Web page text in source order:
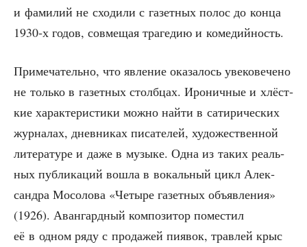
и фами­лий не схо­ди­ли с газет­ных полос до кон­ца
1930‑х годов, сов­ме­щая тра­ге­дию и комедийность.
При­ме­ча­тель­но, что явле­ние ока­за­лось уве­ко­ве­че­но
не толь­ко в газет­ных столб­цах. Иро­нич­ные и хлёст­
кие харак­те­ри­сти­ки мож­но най­ти в сати­ри­че­ских
жур­на­лах, днев­ни­ках писа­те­лей, худо­же­ствен­ной
лите­ра­ту­ре и даже в музы­ке. Одна из таких реаль­
ных пуб­ли­ка­ций вошла в вокаль­ный цикл Алек­
сандра Мосо­ло­ва «Четы­ре газет­ных объ­яв­ле­ния»
(1926). Аван­гард­ный ком­по­зи­тор поме­стил
её в одном ряду с про­да­жей пия­вок, трав­лей крыс